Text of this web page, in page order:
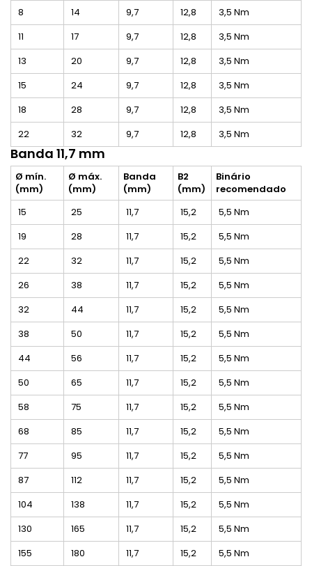
8
14 9,7 12,8
3,5 Nm
11
17 9,7 12,8
3,5 Nm
13
20 9,7 12,8
3,5 Nm
15
24 9,7 12,8
3,5 Nm
18
28 9,7 12,8
3,5 Nm
22
32 9,7 12,8 3,5 Nm
Banda 11,7 mm
Ø mín.
(mm)
Ø máx.
(mm)
Banda
(mm)
B2
(mm)
Binário
recomendado
15
25 11,7 15,2
5,5 Nm
19
28 11,7 15,2
5,5 Nm
22
32 11,7 15,2
5,5 Nm
26
38 11,7 15,2
5,5 Nm
32
44 11,7 15,2
5,5 Nm
38
50 11,7 15,2
5,5 Nm
44
56 11,7 15,2
5,5 Nm
50
65 11,7 15,2
5,5 Nm
58
75 11,7 15,2
5,5 Nm
68
85 11,7 15,2
5,5 Nm
77
95 11,7 15,2
5,5 Nm
87
112 11,7 15,2
5,5 Nm
104
138 11,7 15,2
5,5 Nm
130
165 11,7 15,2
5,5 Nm
155
180 11,7 15,2
5,5 Nm